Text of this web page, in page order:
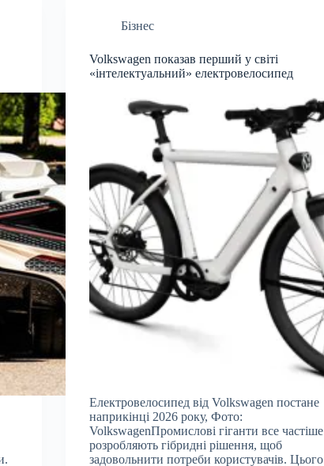
Бізнес
Volkswagen показав перший у світі
«інтелектуальний» електровелосипед
Електровелосипед від Volkswagen постане
наприкінці 2026 року, Фото:
VolkswagenПромислові гіганти все частіше
розробляють гібридні рішення, щоб
задовольнити потреби користувачів. Цього